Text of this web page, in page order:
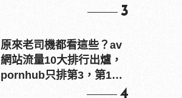
3
原來老司機都看這些？av
網站流量10大排行出爐，
pornhub只排第3，第1名
4